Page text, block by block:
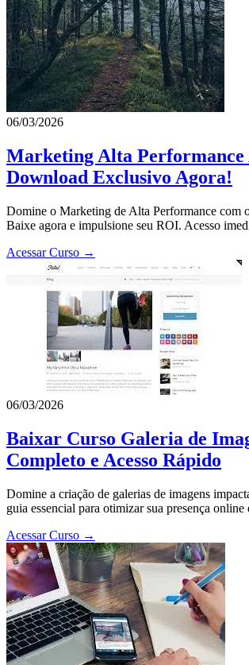
06/03/2026
Marketing Alta
Download Exclusivo Agora!
Domine o Marketing de Alta Performance com
Baixe agora e impulsione seu ROI. Acesso
Acessar Curso →
06/03/2026
Baixar Curso Galeria de
Completo e Acesso Rápido
Domine a criação de galerias de imagens
guia essencial para otimizar sua presença online
Acessar Curso →